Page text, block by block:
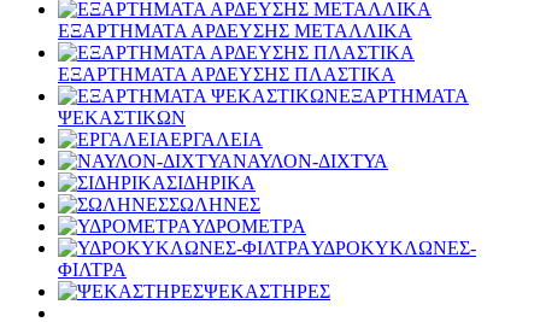
ΕΞΑΡΤΗΜΑΤΑ ΑΡΔΕΥΣΗΣ ΜΕΤΑΛΛΙΚΑ
ΕΞΑΡΤΗΜΑΤΑ ΑΡΔΕΥΣΗΣ ΠΛΑΣΤΙΚΑ
ΕΞΑΡΤΗΜΑΤΑ
ΨΕΚΑΣΤΙΚΩΝ
ΕΡΓΑΛΕΙΑ
ΝΑΥΛΟΝ-ΔΙΧΤΥΑ
ΣΙΔΗΡΙΚΑ
ΣΩΛΗΝΕΣ
ΥΔΡΟΜΕΤΡΑ
ΥΔΡΟΚΥΚΛΩΝΕΣ-
ΦΙΛΤΡΑ
ΨΕΚΑΣΤΗΡΕΣ